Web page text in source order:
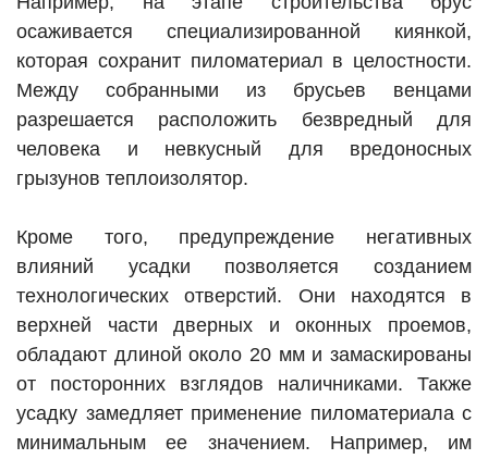
осаживается специализированной киянкой,
которая сохранит пиломатериал в целостности.
Между собранными из брусьев венцами
разрешается расположить безвредный для
человека и невкусный для вредоносных
грызунов теплоизолятор.
Кроме того, предупреждение негативных
влияний усадки позволяется созданием
технологических отверстий. Они находятся в
верхней части дверных и оконных проемов,
обладают длиной около 20 мм и замаскированы
от посторонних взглядов наличниками. Также
усадку замедляет применение пиломатериала с
минимальным ее значением. Например, им